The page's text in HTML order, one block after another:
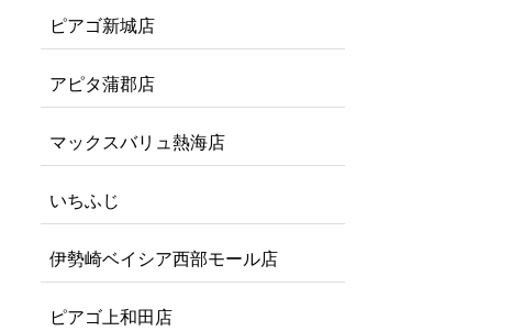
ピアゴ新城店
アピタ蒲郡店
マックスバリュ熱海店
いちふじ
伊勢崎ベイシア西部モール店
ピアゴ上和田店